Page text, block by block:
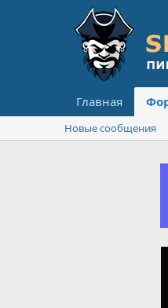
Главная
Новые сообщения